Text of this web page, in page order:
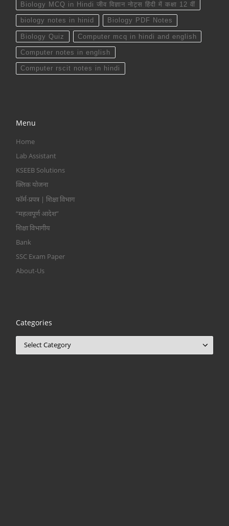
Biology MCQ in Hindi जीव विज्ञान नोट्स हिंदी में कक्षा 12 वीं
biology notes in hinid Biology PDF Notes
Biology Quiz Computer mcq in hindi and english
Computer notes in english
Computer rscit notes in hindi
Menu
Home
Lab Assistant
KSEEB Solutions
क्लिक योजना
फॉर्म-प्रपत्र | शिक्षा विभाग
“महत्वपूर्ण आदेश”
शिक्षा विभागीय
Bank
SSC Exam Paper
About-Us
Categories